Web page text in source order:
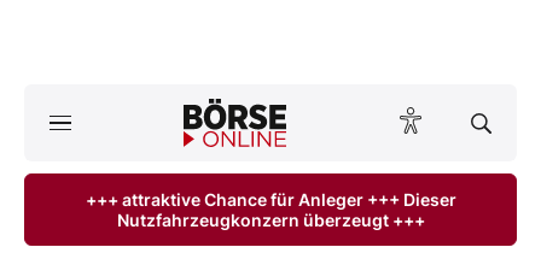
ktuelle Ausgabe BÖRSE ONLINE lesen
+++ attraktive Chance für Anleger +++ Dieser
Nutzfahrzeugkonzern überzeugt +++